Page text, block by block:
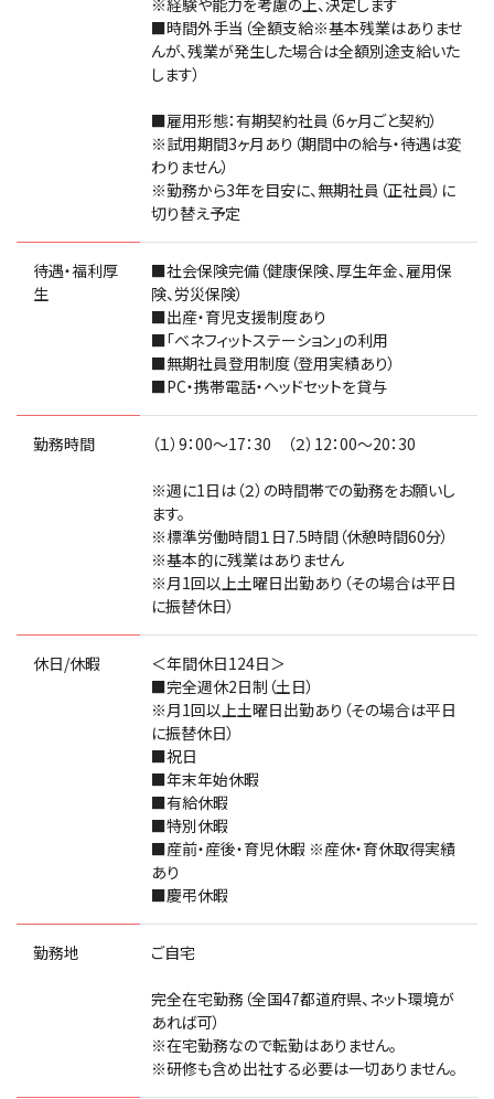
■時間外手当（全額支給※基本残業はありませ
んが、残業が発生した場合は全額別途支給いた
します）
■雇用形態：有期契約社員（6ヶ月ごと契約）
※試用期間3ヶ月あり（期間中の給与・待遇は変
わりません）
※勤務から3年を目安に、無期社員（正社員）に
切り替え予定
待遇・福利厚
生
■社会保険完備（健康保険、厚生年金、雇用保
険、労災保険）
■出産・育児支援制度あり
■「ベネフィットステーション」の利用
■無期社員登用制度（登用実績あり）
■PC・携帯電話・ヘッドセットを貸与
勤務時間 （１）9：00～17：30 （２）12：00～20：30
※週に1日は（２）の時間帯での勤務をお願いし
ます。
※標準労働時間１日7.5時間（休憩時間60分）
※基本的に残業はありません
※月1回以上土曜日出勤あり（その場合は平日
に振替休日）
休日/休暇
＜年間休日124日＞
■完全週休2日制（土日）
※月1回以上土曜日出勤あり（その場合は平日
に振替休日）
■祝日
■年末年始休暇
■有給休暇
■特別休暇
■産前・産後・育児休暇 ※産休・育休取得実績
あり
■慶弔休暇
勤務地 ご自宅
完全在宅勤務（全国47都道府県、ネット環境が
あれば可）
※在宅勤務なので転勤はありません。
※研修も含め出社する必要は一切ありません。